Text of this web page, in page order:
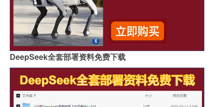
DeepSeek全套部署资料免费下载